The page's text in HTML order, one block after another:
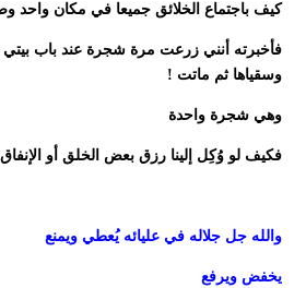
كيف باجتماع الخلائق جميعا في مكان واحد
فأخبرته أنني زرعت مرة شجرة عند باب بيتي
وسقياها ثم ماتت !
وهي شجرة واحدة
فكيف لو وُكِل إلينا رزق بعض الخلق أو
والله جل جلاله في عليائه يُعطي ويمنع
يخفض ويرفع